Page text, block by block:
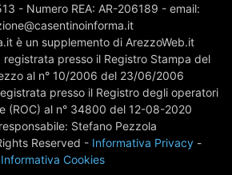
- Numero REA: AR-206189 - email:
è un supplemento di ArezzoWeb.it
presso il Registro Stampa del
al n° 10/2006 del 23/06/2006
presso il Registro degli operatori
(ROC) al n° 34800 del 12-08-2020
Stefano Pezzola
Reserved - Informativa Privacy-
Informativa Cookies